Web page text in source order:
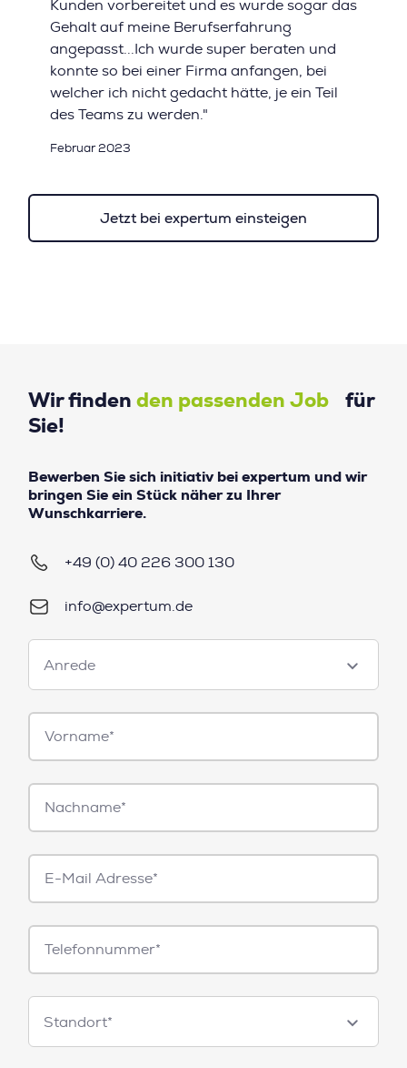
Kunden vorbereitet und es wurde sogar das
Gehalt auf meine Berufserfahrung
angepasst...Ich wurde super beraten und
konnte so bei einer Firma anfangen, bei
welcher ich nicht gedacht hätte, je ein Teil
des Teams zu werden."
Februar 2023
Jetzt bei expertum einsteigen
Wir finden den passenden Job für
Sie!
Bewerben Sie sich initiativ bei expertum und wir
bringen Sie ein Stück näher zu Ihrer
Wunschkarriere.
+49 (0) 40 226 300 130
info@expertum.de
Anrede
Anrede
Vorname*
Nachname*
E-
Mail*
Telefonnummer
Standorte
Standort*